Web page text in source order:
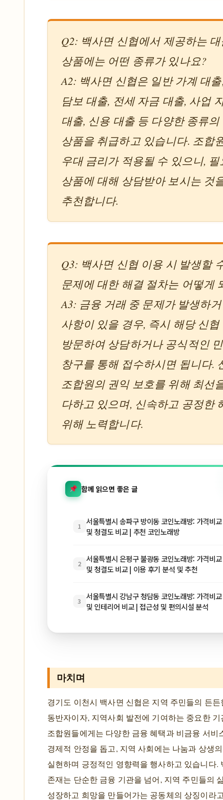
Q2: 백사면 신협에서 제공하는
상품에는 어떤 종류가 있나요?
A2: 백사면 신협은 일반 가계 대
담보 대출, 전세 자금 대출, 사업
대출, 신용 대출 등 다양한 종류의
상품을 취급하고 있습니다. 조합
우대 금리가 적용될 수 있으니,
상품에 대해 상담받아 보시는 것
추천합니다.
Q3: 백사면 신협 이용 시 발생할
문제에 대한 해결 절차는 어떻게
A3: 금융 거래 중 문제가 발생하
사항이 있을 경우, 즉시 해당 신
방문하여 상담하거나 공식적인
창구를 통해 접수하시면 됩니다.
조합원의 권익 보호를 위해 최선
다하고 있으며, 신속하고 공정한
위해 노력합니다.
함께 읽으면 좋은 글
1
서울특별시 송파구 방이동 코인노래방: 가격비
및 청결도 비교 | 추천 코인노래방
2 서울특별시 은평구 불광동 코인노래방: 가격비
및 청결도 비교 | 이용 후기 분석 및 추천
3
서울특별시 강남구 청담동 코인노래방: 가격비
및 인테리어 비교 | 접근성 및 편의시설 분석
마치며
경기도 이천시 백사면 신협은 지역 주민들의 든든
동반자이자, 지역사회 발전에 기여하는 중요한
조합원들에게는 다양한 금융 혜택과 비금융 서비
경제적 안정을 돕고, 지역 사회에는 나눔과 상생
실현하며 긍정적인 영향력을 행사하고 있습니다.
존재는 단순한 금융 기관을 넘어, 지역 주민들의
성장하고 희망을 만들어가는 공동체의 상징이라